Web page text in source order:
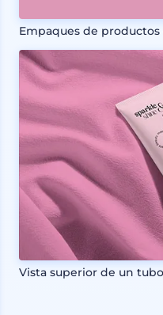
Empaques de
Vista superior de un